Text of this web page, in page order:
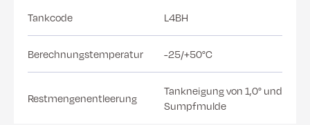
Tankcode L4BH
Berechnungstemperatur -25/+50°C
Restmengenentleerung
Tankneigung von 1,0° und
Sumpfmulde